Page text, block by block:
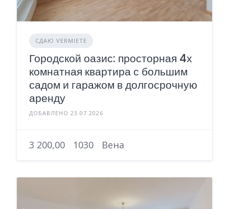
СДАЮ VERMIETE
Городской оазис: просторная 4х
комнатная квартира с большим
садом и гаражом в долгосрочную
аренду
ДОБАВЛЕНО 23.07.2026
3 200,00 1030 Вена